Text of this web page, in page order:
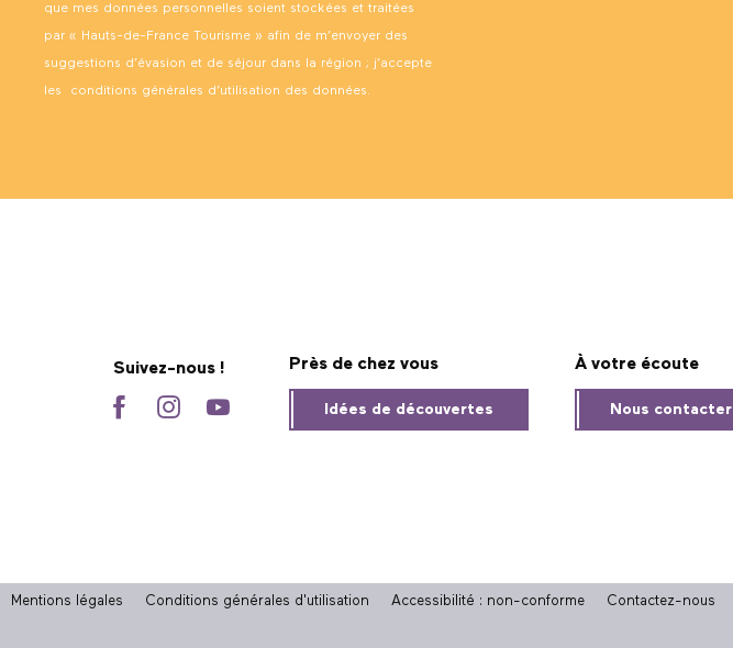
que mes données personnelles soient stockées et traitées
par « Hauts-de-France Tourisme » afin de m’envoyer des
suggestions d’évasion et de séjour dans la région ; j’accepte
les conditions générales d’utilisation des données.
Suivez-nous ! Près de chez vous
Idées de découvertes
À votre écoute
Nous contacter
Mentions légales Conditions générales d'utilisation Accessibilité : non-conforme Contactez-nous